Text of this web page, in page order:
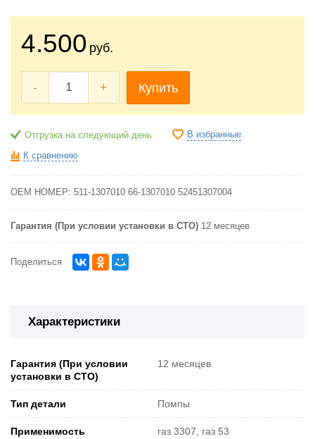
4.500 руб.
- + Купить
Отгрузка на следующий день В избранные
К сравнению
OEM НОМЕР: 511-1307010 66-1307010 52451307004
Гарантия (При условии установки в СТО) 12 месяцев
Поделиться
Характеристики
Гарантия (При условии
установки в СТО)
12 месяцев
Тип детали Помпы
Применимость газ 3307, газ 53